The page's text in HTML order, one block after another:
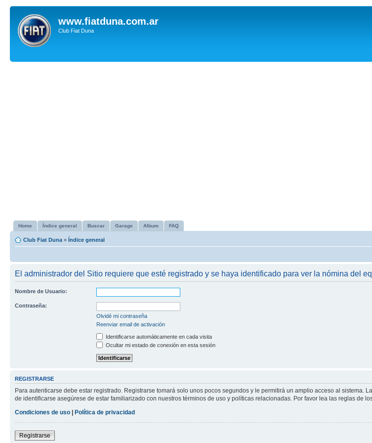
www.fiatduna.com.ar
Club Fiat Duna
Home Índice general Buscar Garage Album FAQ
Club Fiat Duna » Índice general
El administrador del Sitio requiere que esté registrado y se haya identificado para ver la nómina del
Nombre de Usuario:
Contraseña:
Olvidé mi contraseña
Reenviar email de activación
Identificarse automáticamente en cada visita
Ocultar mi estado de conexión en esta sesión
REGISTRARSE
Para autenticarse debe estar registrado. Registrarse tomará solo unos pocos segundos y le permitirá un amplio acceso al
de identificarse asegúrese de estar familiarizado con nuestros términos de uso y políticas relacionadas. Por favor lea las reglas de
Condiciones de uso | Política de privacidad
Registrarse